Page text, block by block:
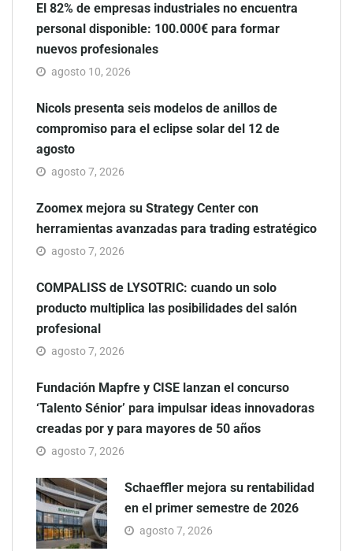
El 82% de empresas industriales no encuentra
personal disponible: 100.000€ para formar
nuevos profesionales
agosto 10, 2026
Nicols presenta seis modelos de anillos de
compromiso para el eclipse solar del 12 de
agosto
agosto 7, 2026
Zoomex mejora su Strategy Center con
herramientas avanzadas para trading estratégico
agosto 7, 2026
COMPALISS de LYSOTRIC: cuando un solo
producto multiplica las posibilidades del salón
profesional
agosto 7, 2026
Fundación Mapfre y CISE lanzan el concurso
‘Talento Sénior’ para impulsar ideas innovadoras
creadas por y para mayores de 50 años
agosto 7, 2026
Schaeffler mejora su rentabilidad
en el primer semestre de 2026
agosto 7, 2026